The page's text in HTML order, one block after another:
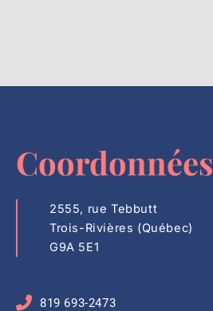
Coordonnées
2555, rue Tebbutt
Trois-Rivières (Québec)
G9A 5E1
819 693-2473